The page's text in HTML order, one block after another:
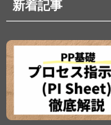
新着記事